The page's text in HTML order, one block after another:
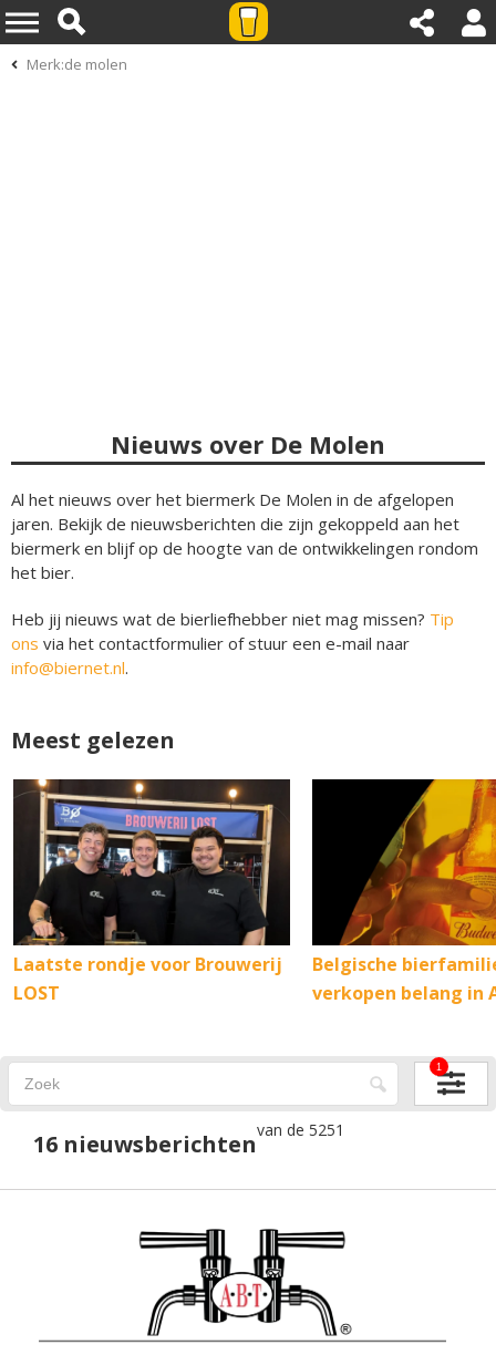
Merk:de molen
Nieuws over De Molen
Al het nieuws over het biermerk De Molen in de afgelopen
jaren. Bekijk de nieuwsberichten die zijn gekoppeld aan het
biermerk en blijf op de hoogte van de ontwikkelingen rondom
het bier.
Heb jij nieuws wat de bierliefhebber niet mag missen? Tip
ons via het contactformulier of stuur een e-mail naar
info@biernet.nl.
Meest gelezen
Laatste rondje voor Brouwerij
LOST
Belgische
verkopen belang in
1
16 nieuwsberichtenvan de 5251